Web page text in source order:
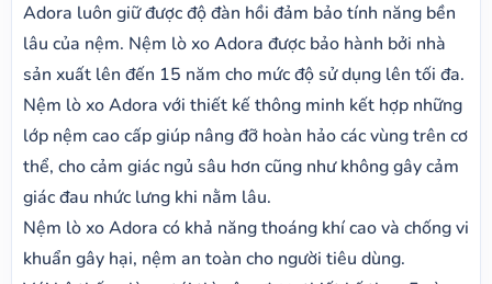
Adora luôn giữ được độ đàn hồi đảm bảo tính năng bền
lâu của nệm. Nệm lò xo Adora được bảo hành bởi nhà
sản xuất lên đến 15 năm cho mức độ sử dụng lên tối đa.
Nệm lò xo Adora với thiết kế thông minh kết hợp những
lớp nệm cao cấp giúp nâng đỡ hoàn hảo các vùng trên cơ
thể, cho cảm giác ngủ sâu hơn cũng như không gây cảm
giác đau nhức lưng khi nằm lâu.
Nệm lò xo Adora có khả năng thoáng khí cao và chống vi
khuẩn gây hại, nệm an toàn cho người tiêu dùng.